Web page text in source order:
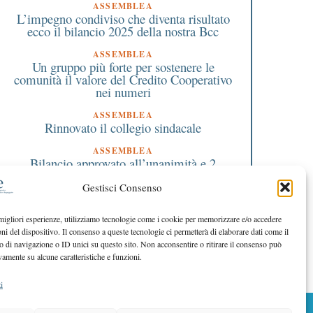
Gestisci Consenso
esperienze, utilizziamo tecnologie come i cookie per memorizzare e/o accedere
del dispositivo. Il consenso a queste tecnologie ci permetterà di elaborare dati come il
di navigazione o ID unici su questo sito. Non acconsentire o ritirare il consenso può
su alcune caratteristiche e funzioni.
ASSEMBLEA
L’impegno condiviso che diventa risultato
ecco il bilancio 2025 della nostra Bcc
ASSEMBLEA
Un gruppo più forte per sostenere le
comunità il valore del Credito Cooperativo
nei numeri
ASSEMBLEA
Rinnovato il collegio sindacale
ASSEMBLEA
Bilancio approvato all’unanimità e 2
EDITORIALE PRESIDENTE
Costruire futuro insieme